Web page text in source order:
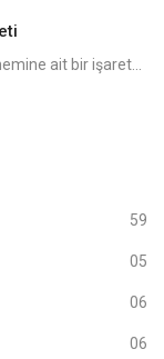
ait bir işaret...
59
05
06
06